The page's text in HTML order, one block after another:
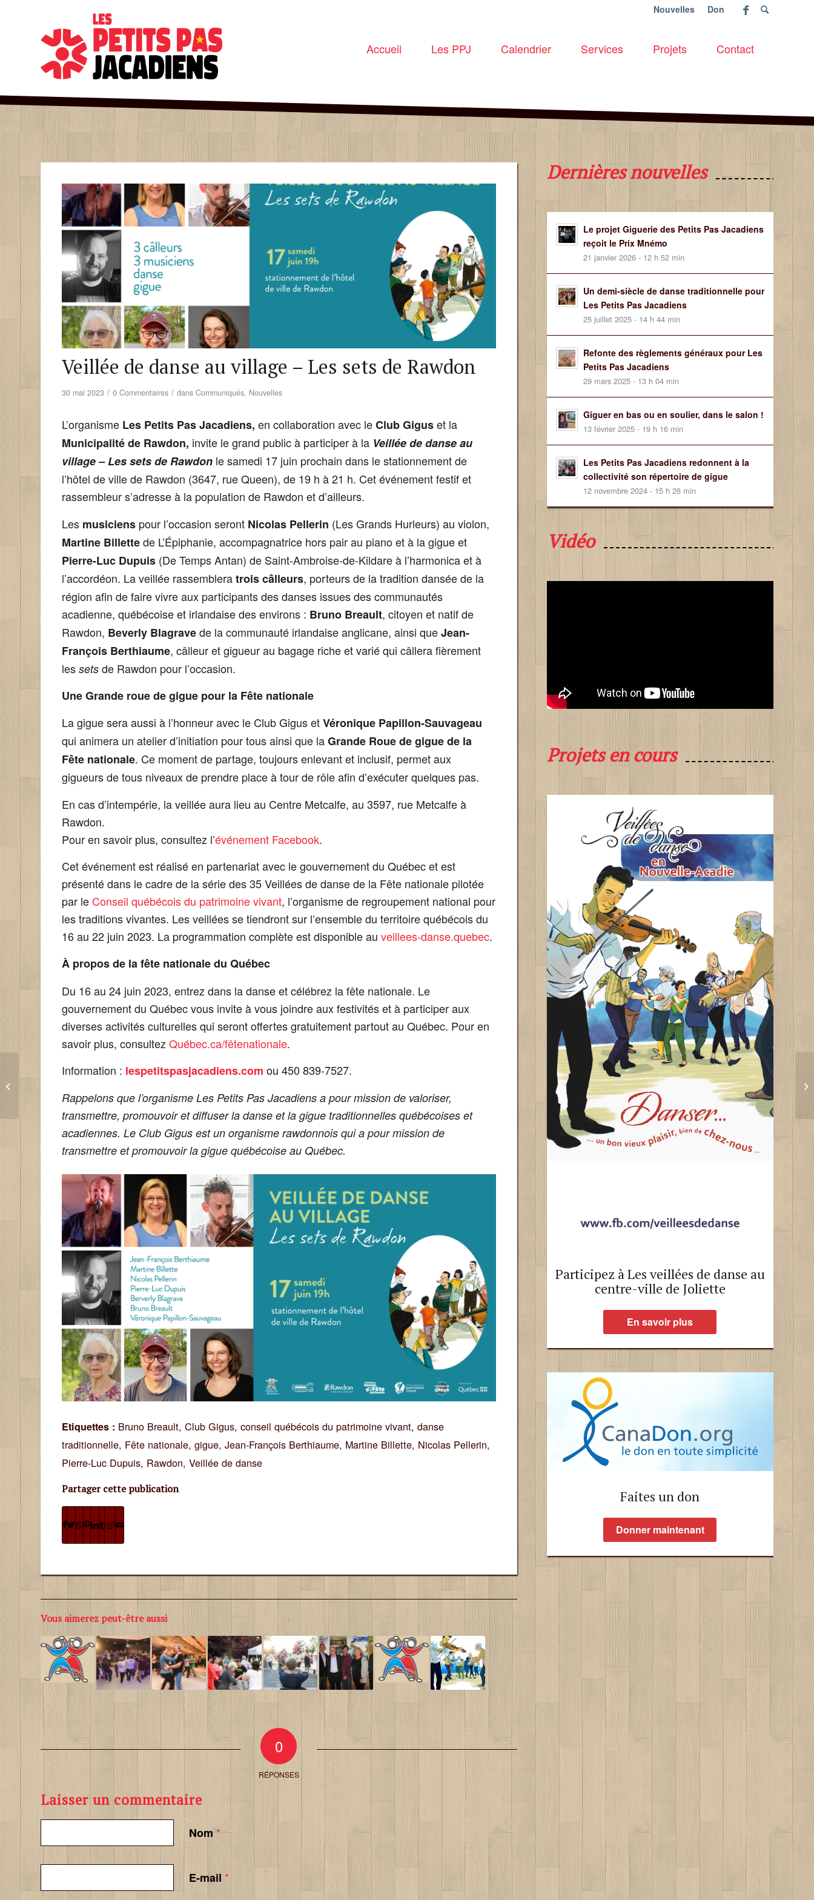
Nouvelles Don
Accueil Les PPJ Calendrier Services Projets Contact
Veillée de danse au village – Les sets de Rawdon
30 mai 2023 / 0 Commentaires / dans Communiqués, Nouvelles
L’organisme Les Petits Pas Jacadiens, en collaboration avec leClub Giguset la
Municipalité de Rawdon, invite le grand public à participer à la Veillée dedanse au
village – Les sets de Rawdon le samedi 17 juin prochain dans le stationnement de
l’hôtel de ville de Rawdon (3647, rue Queen), de 19 h à 21 h. Cet événement festif et
rassembleur s’adresse à la population de Rawdon et d’ailleurs.
Les musiciens pour l’occasion seront Nicolas Pellerin (Les Grands Hurleurs) au violon,
Martine Billettede L’Épiphanie, accompagnatrice hors pair au piano et à la gigue et
Pierre-Luc Dupuis (De Temps Antan) de Saint-Ambroise-de-Kildare à l’harmonica et à
l’accordéon. La veillée rassembleratrois câlleurs, porteurs de la tradition dansée de la
région afin de faire vivre aux participants des danses issues des communautés
acadienne, québécoise et irlandaise des environs : Bruno Breault, citoyen et natif de
Rawdon, Beverly Blagravede la communauté irlandaise anglicane, ainsi queJean-
François Berthiaume, câlleur et gigueur au bagage riche et varié qui câllera fièrement
les sets de Rawdon pour l’occasion.
Une Grande roue de gigue pour la Fête nationale
La gigue sera aussi à l’honneur avec le Club Gigus etVéronique Papillon-Sauvageau
qui animera un atelier d’initiation pour tous ainsi que laGrande Roue de gigue de la
Fête nationale. Ce moment de partage, toujours enlevant et inclusif, permet aux
gigueurs de tous niveaux de prendre place à tour de rôle afin d’exécuter quelques pas.
En cas d’intempérie, la veillée aura lieu au Centre Metcalfe, au 3597, rue Metcalfe à
Rawdon.
Pour en savoir plus, consultez l’événement Facebook.
Cet événement est réalisé en partenariat avec le gouvernement du Québec et est
présenté dans le cadre de la série des 35 Veillées de danse de la Fête nationale pilotée
par le Conseil québécois du patrimoine vivant, l’organisme de regroupement national pour
les traditions vivantes. Les veillées se tiendront sur l’ensemble du territoire québécois du
16 au 22 juin 2023. La programmation complète est disponible au veillees-danse.quebec.
À propos de la fête nationale du Québec
Du 16 au 24 juin 2023, entrez dans la danse et célébrez la fête nationale. Le
gouvernement du Québec vous invite à vous joindre aux festivités et à participer aux
diverses activités culturelles qui seront offertes gratuitement partout au Québec. Pour en
savoir plus, consultez Québec.ca/fêtenationale.
Information : lespetitspasjacadiens.com ou 450 839-7527.
Rappelons que l’organisme Les Petits Pas Jacadiens a pour mission de valoriser,
transmettre, promouvoir et diffuser la danse et la gigue traditionnelles québécoises et
acadiennes. Le Club Gigus est un organisme rawdonnois qui a pour mission de
transmettre et promouvoir la gigue québécoise au Québec.
Etiquettes : Bruno Breault, Club Gigus, conseil québécois du patrimoine vivant, danse
traditionnelle, Fête nationale, gigue, Jean-François Berthiaume, Martine Billette, Nicolas Pellerin,
Pierre-Luc Dupuis, Rawdon, Veillée de danse
Partager cette publication
Vous aimerez peut-être aussi
0
RÉPONSES
Laisser un commentaire
Nom*
E-mail *
Dernières nouvelles
Le projet Giguerie des Petits Pas Jacadiens
reçoit le Prix Mnémo
21 janvier 2026 - 12 h 52 min
Un demi-siècle de danse traditionnelle pour
Les Petits Pas Jacadiens
25 juillet 2025 - 14 h 44 min
Refonte des règlements généraux pour Les
Petits Pas Jacadiens
29 mars 2025 - 13 h 04 min
Giguer en bas ou en soulier, dans le salon !
13 février 2025 - 19 h 16 min
Les Petits Pas Jacadiens redonnent à la
collectivité son répertoire de gigue
12 novembre 2024 - 15 h 26 min
Vidéo
Projets en cours
Veillées de danse au centre-
ville de Joliette
Participez à Les veillées de danse au
centre-ville de Joliette
En savoir plus
Faites un don aux PPJ !
Faites un don
Donner maintenant
Les Petits Pas
Jacadiens lancent un
développement culturel